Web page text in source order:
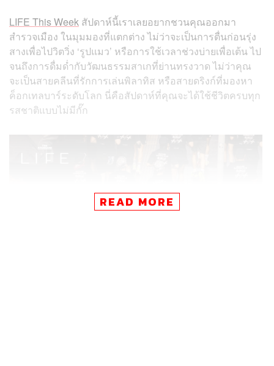
LIFE This Week สัปดาห์นี้เราเลยอยากชวนคุณออกมา
สำรวจเมือง ในมุมมองที่แตกต่าง ไม่ว่าจะเป็นการตื่นก่อนรุ่ง
สางเพื่อไปวิตวิ่ง ‘รูปแมว’ หรือการใช้เวลาช่วงบ่ายเพื่อเต้น ไป
จนถึงการดื่มด่ำกับวัฒนธรรมสาเกที่ย่านทรงวาด ไม่ว่าคุณ
จะเป็นสายคลีนที่รักการเล่นพิลาทิส หรือสายดริงก์ที่มองหา
ค็อกเทลบาร์ระดับโลก นี่คือสัปดาห์ที่คุณจะได้ใช้ชีวิตครบทุก
รสชาติแบบไม่มีกั๊ก
READ MORE